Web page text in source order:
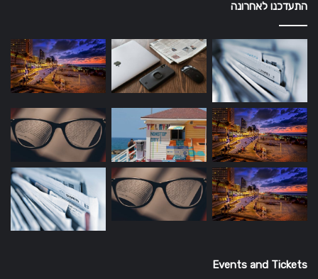
התעדכנו לאחרונה
Events and Tickets